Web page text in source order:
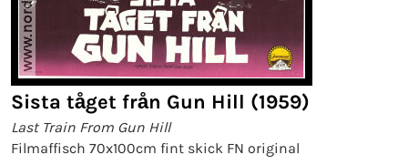
Sista tåget från Gun Hill (1959)
Last Train From Gun Hill
Filmaffisch 70x100cm fint skick FN original